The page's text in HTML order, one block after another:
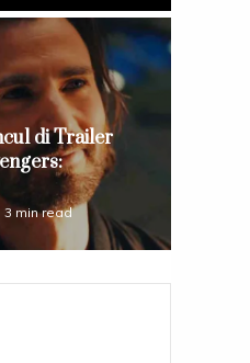
Say Yes
di Trailer
3 min read